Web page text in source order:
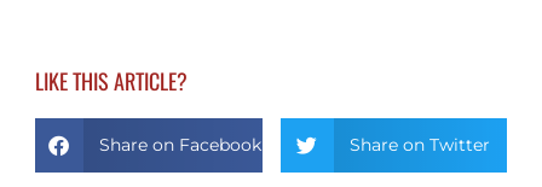
LIKE THIS ARTICLE?
Share on Facebook Share on Twitter